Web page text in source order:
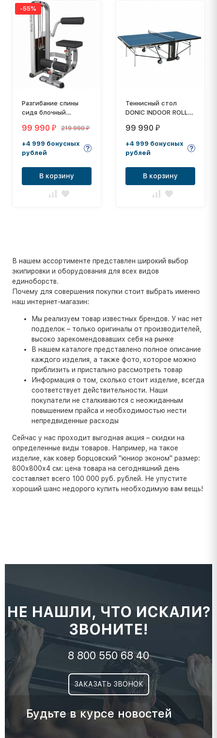
-55%
Разгибание спины
сидя блочный
99 990 ₽ 219 990₽
+4 999 бонусных
рублей
В корзину
Теннисный стол
DONIC INDOOR ROLLER
99 990 ₽
+4 999 бонусных
рублей
В корзину
В нашем ассортименте представлен широкий выбор
экипировки и оборудования для всех видов
единоборств.
Почему для совершения покупки стоит выбрать именно
наш интернет-магазин:
Мы реализуем товар известных брендов. У нас нет
подделок – только оригиналы от производителей,
высоко зарекомендовавших себя на рынке
В нашем каталоге представлено полное описание
каждого изделия, а также фото, которое можно
приблизить и пристально рассмотреть товар
Информация о том, сколько стоит изделие, всегда
соответствует действительности. Наши
покупатели не сталкиваются с неожиданным
повышением прайса и необходимостью нести
непредвиденные расходы
Сейчас у нас проходит выгодная акция – скидки на
определенные виды товаров. Например, на такое
изделие, как ковер борцовский "юниор эконом" размер:
800х800х4 см: цена товара на сегодняшний день
составляет всего 100 000 руб. рублей. Не упустите
хороший шанс недорого купить необходимую вам вещь!
НЕ НАШЛИ, ЧТО ИСКАЛИ?
ЗВОНИТЕ!
8 800 550 68 40
ЗАКАЗАТЬ ЗВОНОК
Будьте в курсе новостей